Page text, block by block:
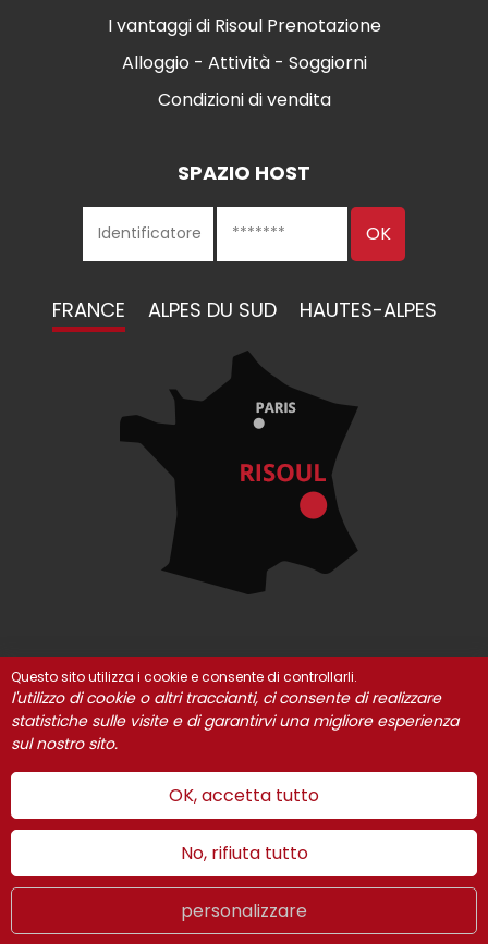
LIVE IT
I vantaggi di Risoul Prenotazione
Alloggio - Attività - Soggiorni
Condizioni di vendita
SPAZIO HOST
FRANCE ALPES DU SUD HAUTES-ALPES
© Risoul 2021 INFORMAZIONI LEGALI
I nostri partner
Gestione dei cookie
Questo sito utilizza i cookie e consente di controllarli.
l'utilizzo di cookie o altri traccianti, ci consente di realizzare
statistiche sulle visite e di garantirvi una migliore esperienza
sul nostro sito.
OK, accetta tutto
No, rifiuta tutto
personalizzare